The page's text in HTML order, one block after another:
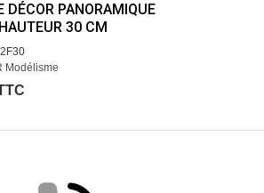
DÉCOR PANORAMIQUE
30 CM
Modélisme